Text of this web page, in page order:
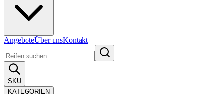
AngeboteÜber unsKontakt
SKU
KATEGORIEN